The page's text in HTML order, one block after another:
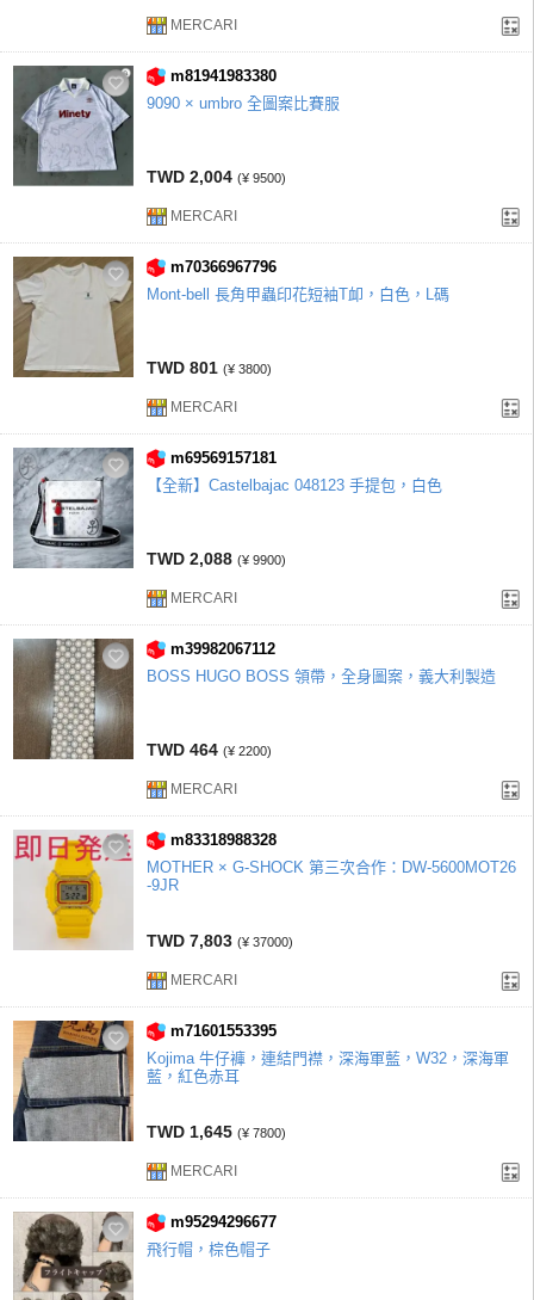
MERCARI
m81941983380
9090 × umbro 全圖案比賽服
TWD 2,004 (¥ 9500)
MERCARI
m70366967796
Mont-bell 長角甲蟲印花短袖T卹，白色，L碼
TWD 801 (¥ 3800)
MERCARI
m69569157181
【全新】Castelbajac 048123 手提包，白色
TWD 2,088 (¥ 9900)
MERCARI
m39982067112
BOSS HUGO BOSS 領帶，全身圖案，義大利製造
TWD 464 (¥ 2200)
MERCARI
m83318988328
MOTHER × G-SHOCK 第三次合作：DW-5600MOT26
-9JR
TWD 7,803 (¥ 37000)
MERCARI
m71601553395
Kojima 牛仔褲，連結門襟，深海軍藍，W32，深海軍
藍，紅色赤耳
TWD 1,645 (¥ 7800)
MERCARI
m95294296677
飛行帽，棕色帽子